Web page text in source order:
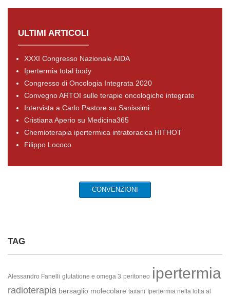
ULTIMI ARTICOLI
XXXI Congresso Nazionale AIDA
Ipertermia total body
Congresso di Oncologia Integrata 2020
Convegno ARTOI sulle terapie oncologiche integrate
Intervista a Carlo Pastore su Sanissimi
Cristiana Aperio su Medicina365
Chemioterapia ipertermica intratoracica HITHOT
Filippo Lococo
CONVENZIONI
TAG
Alessandro Fanelli glutatione e omega 3 peritoneo ipertermia
radioterapia bersaglio molecolare taxani Ipertermia nella lotta al